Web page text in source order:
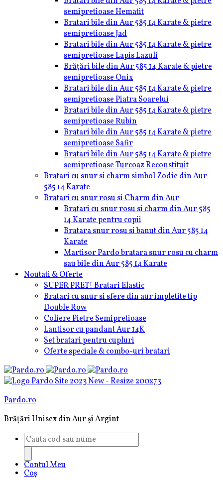
semipretioase Hematit
Bratari bile din Aur 585 14 Karate & pietre
semipretioase Jad
Bratari bile din Aur 585 14 Karate & pietre
semipretioase Lapis Lazuli
Brățări bile din Aur 585 14 Karate & pietre
semipretioase Onix
Bratari bile din Aur 585 14 Karate & pietre
semipretioase Piatra Soarelui
Bratari bile din Aur 585 14 Karate & pietre
semipretioase Rubin
Bratari bile din Aur 585 14 Karate & pietre
semipretioase Safir
Bratari bile din Aur 585 14 Karate & pietre
semipretioase Turcoaz Reconstituit
Bratari cu snur si charm simbol Zodie din Aur
585 14 Karate
Bratari cu snur rosu si Charm din Aur
Bratari cu snur rosu si charm din Aur 585
14 Karate pentru copii
Bratara snur rosu si banut din Aur 585 14
Karate
Martisor Pardo bratara snur rosu cu charm
sau bile din Aur 585 14 Karate
Noutati & Oferte
SUPER PRET! Bratari Elastic
Bratari cu snur si sfere din aur impletite tip
Double Row
Coliere Pietre Semipretioase
Lantisor cu pandant Aur 14K
Set bratari pentru cupluri
Oferte speciale & combo-uri bratari
Pardo.ro
Brățări Unisex din Aur și Argint
Products
search
Contul Meu
Coș